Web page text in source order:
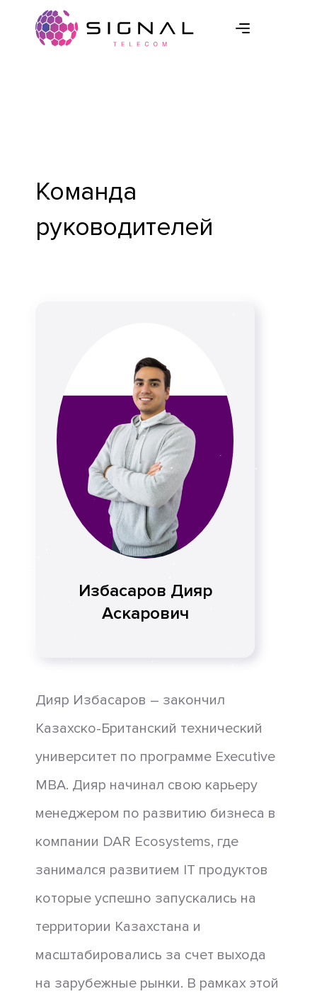
Команда
руководителей
Избасаров Дияр
Аскарович
Дияр Избасаров – закончил
Казахско-Британский технический
университет по программе Executive
MBA. Дияр начинал свою карьеру
менеджером по развитию бизнеса в
компании DAR Ecosystems, где
занимался развитием IT продуктов
которые успешно запускались на
территории Казахстана и
масштабировались за счет выхода
на зарубежные рынки. В рамках этой